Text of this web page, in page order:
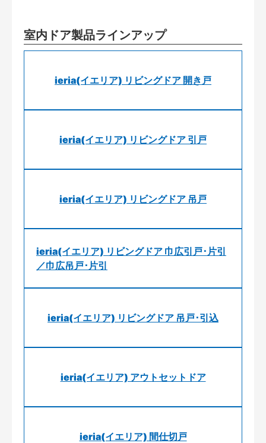
室内ドア製品ラインアップ
ieria(イエリア) リビングドア 開き戸
ieria(イエリア) リビングドア 引戸
ieria(イエリア) リビングドア 吊戸
ieria(イエリア) リビングドア 巾広引戸･片引
／巾広吊戸･片引
ieria(イエリア) リビングドア 吊戸･引込
ieria(イエリア) アウトセットドア
ieria(イエリア) 間仕切戸